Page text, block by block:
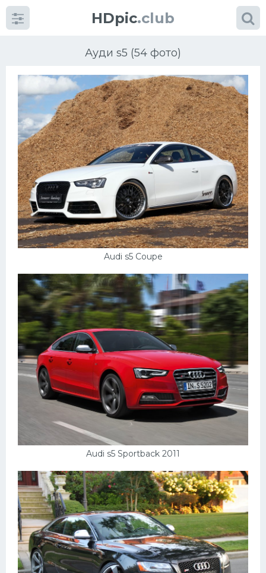
HDpic.club
Ауди s5 (54 фото)
Audi s5 Coupe
Audi s5 Sportback 2011
Категории
Разное
Автомобили
Красивые фото машин
УРАЛ
Пежо
Ауди
Гараж
Русские авто
Вольво
Фольксваген
Лексус
Дэу
Скания
Форд